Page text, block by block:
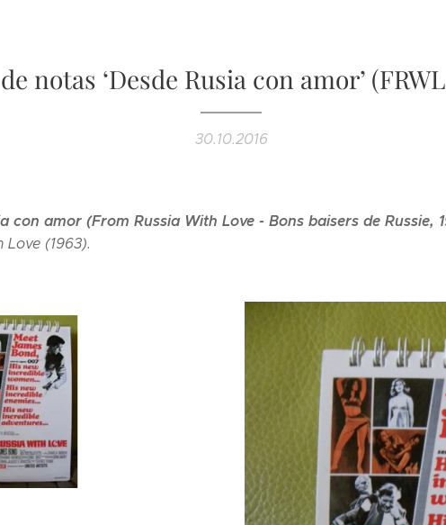
notas ‘Desde Rusia con amor’
30.10.2016
con amor (From Russia With Love - Bons baisers de Russie,
(1963).